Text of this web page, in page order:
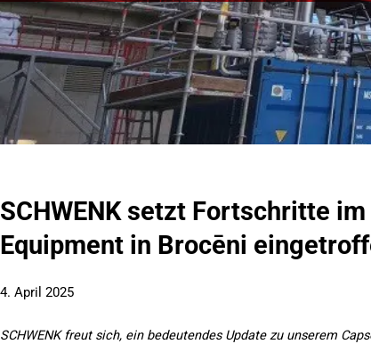
SCHWENK setzt Fortschritte
Equipment in Brocēni
4. April 2025
SCHWENK freut sich, ein bedeutendes Update zu unserem